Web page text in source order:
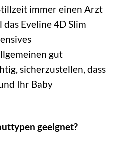
immer einen Arzt
Eveline 4D Slim
gut
sicherzustellen, dass
Ihr Baby
geeignet?